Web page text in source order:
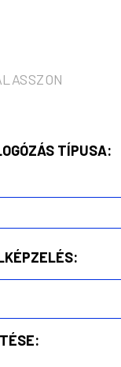
TÍPUSA: